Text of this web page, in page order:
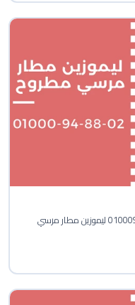
ليموزين اسكندرية مطروح تاكسي المطار 01000948802 ليموزين مطار مرسي